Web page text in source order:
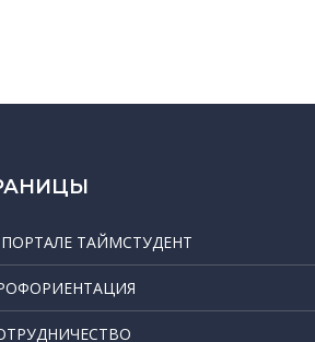
ТАЙМСТУДЕНТ